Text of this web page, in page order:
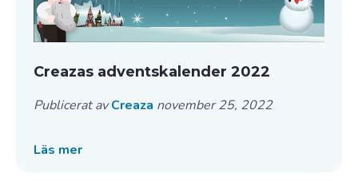
Creazas adventskalender 2022
Publicerat avCreaza november 25, 2022
Läs mer